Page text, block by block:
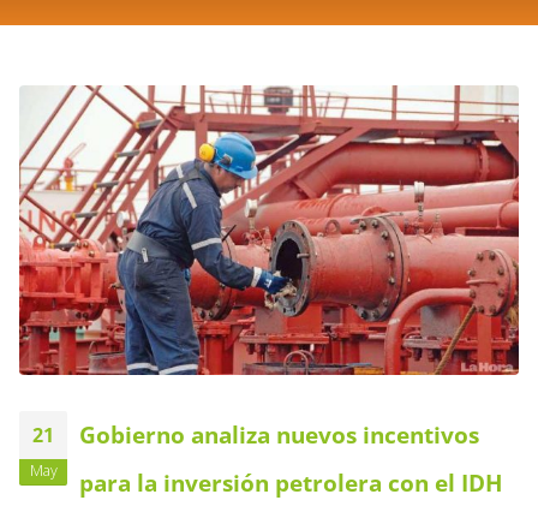
21
May
Gobierno analiza nuevos incentivos
para la inversión petrolera con el IDH